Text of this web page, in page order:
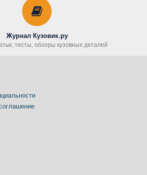
Журнал Кузовик.ру
тесты, обзоры кузовных деталей